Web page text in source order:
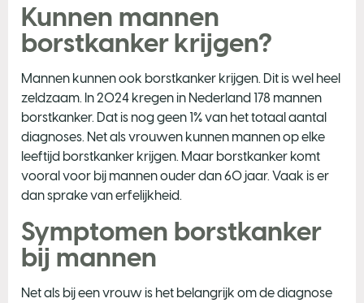
Kunnen mannen
borstkanker krijgen?
Mannen kunnen ook borstkanker krijgen. Dit is wel heel
zeldzaam. In 2024 kregen in Nederland 178 mannen
borstkanker. Dat is nog geen 1% van het totaal aantal
diagnoses. Net als vrouwen kunnen mannen op elke
leeftijd borstkanker krijgen. Maar borstkanker komt
vooral voor bij mannen ouder dan 60 jaar. Vaak is er
dan sprake van erfelijkheid.
Symptomen borstkanker
bij mannen
Net als bij een vrouw is het belangrijk om de diagnose